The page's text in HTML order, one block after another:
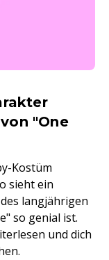
"One
Kostüm
sieht ein
langjährigen
so genial ist.
und dich